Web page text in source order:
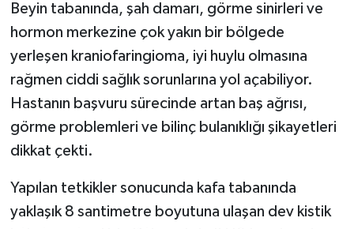
Beyin tabanında, şah damarı, görme sinirleri ve
hormon merkezine çok yakın bir bölgede
yerleşen kraniofaringioma, iyi huylu olmasına
rağmen ciddi sağlık sorunlarına yol açabiliyor.
Hastanın başvuru sürecinde artan baş ağrısı,
görme problemleri ve bilinç bulanıklığı şikayetleri
dikkat çekti.
Yapılan tetkikler sonucunda kafa tabanında
yaklaşık 8 santimetre boyutuna ulaşan dev kistik